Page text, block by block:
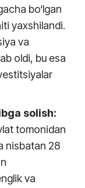
bo‘lgan
yaxshilandi.
va
oldi, bu esa
solish:
tomonidan
nisbatan 28
va